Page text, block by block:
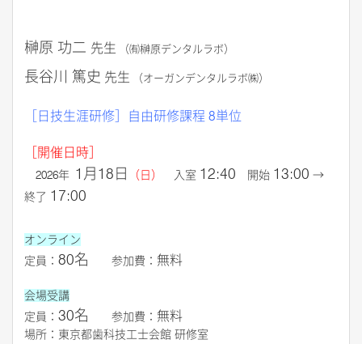
榊原 功二 先生 （㈲榊原デンタルラボ）
長谷川 篤史 先生 （オーガンデンタルラボ㈱）
［日技生涯研修］ 自由研修課程 8単位
［開催日時］
2026年 1月18日 （日） 入室 12:40 開始 13:00 →
終了 17:00
オンライン
定員： 80名 参加費 ： 無料
会場受講
定員： 30名 参加費： 無料
場所：東京都歯科技工士会館 研修室